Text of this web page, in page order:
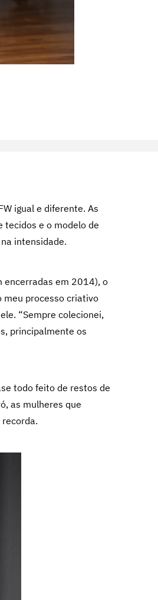
igual e diferente. As
tecidos e o modelo de
intensidade.
encerradas em 2014), o
meu processo criativo
“Sempre colecionei,
principalmente os
todo feito de restos de
as mulheres que